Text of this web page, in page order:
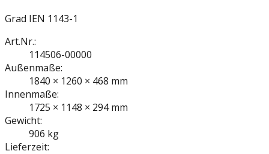
Grad IEN 1143-1
Art.Nr.:
114506-00000
Außenmaße:
1840 × 1260 × 468 mm
Innenmaße:
1725 × 1148 × 294 mm
Gewicht:
906 kg
Lieferzeit: